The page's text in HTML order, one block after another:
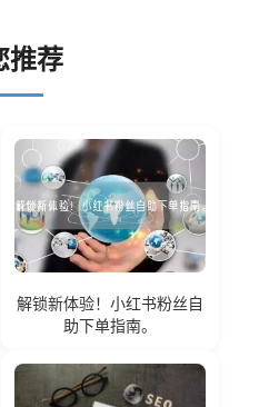
推荐
解锁新体验！小红书粉丝自
助下单指南。